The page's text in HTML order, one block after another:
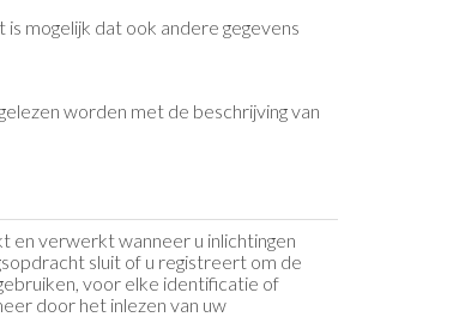
mogelijk dat ook andere gegevens
worden met de beschrijving van
en verwerkt wanneer u inlichtingen
sluit of u registreert om de
voor elke identificatie of
door het inlezen van uw